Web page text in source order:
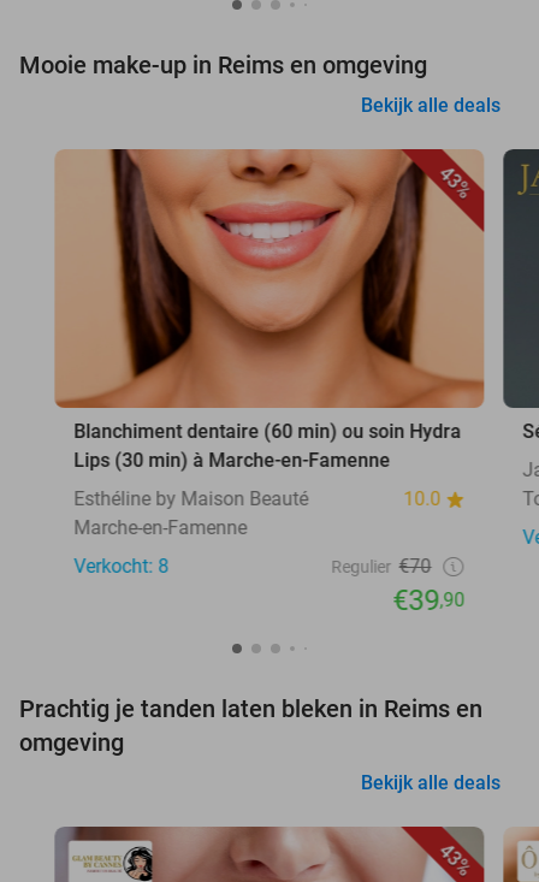
Mooie make-up in Reims en omgeving
Bekijk alle deals
43%
Blanchiment dentaire (60 min) ou soin Hydra
Lips (30 min) à Marche-en-Famenne
Esthéline by Maison Beauté
10.0
Marche-en-Famenne
Verkocht: 8
Regulier €70
€39,90
Prachtig je tanden laten bleken in Reims en
omgeving
Bekijk alle deals
43%